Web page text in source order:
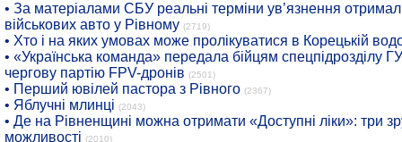
• За матеріалами СБУ реальні терміни ув’язнення
військових авто у Рівному (2719)
• Хто і на яких умовах може пролікуватися в Корецькій
• «Українська команда» передала бійцям спецпідрозділу
чергову партію FPV-дронів (2501)
• Перший ювілей пастора з Рівного (2367)
• Яблучні млинці (2043)
• Де на Рівненщині можна отримати «Доступні ліки»: три
можливості (2010)